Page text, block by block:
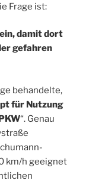
Frage ist:
damit dort
gefahren
behandelte,
für Nutzung
“. Genau
km/h geeignet